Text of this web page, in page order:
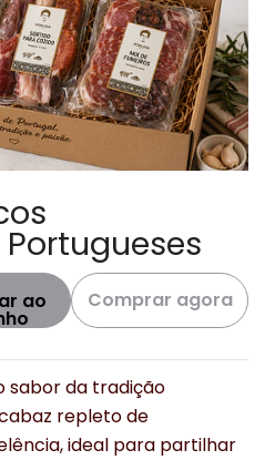
ao Comprar agora
sabor da tradição
repleto de
ideal para partilhar